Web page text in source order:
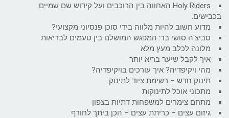
Holy Riders האחווה בין הרוכבים ועל קידוש שם שמיים
בכבישים.
מדוע חשוב להיות מלווה בידי סוכן פנסיוני מקצועי?
סביצ'ה סושי בר: המפגש המושלם בין טעמים לבריאות
מלונה לכלב מעץ מלא
איך לקבל שיער בריא יותר
מהי ויקיפדיה? איך עורכים בויקיפדיה?
תינוק חדש – רשימת ציוד לתינוק
מתכוני אוכל לתינוקות
מתחם צימרים למשפחות דתיות בצפון
גיזום עצים – כריתת עצים – הכן ביתך לחורף